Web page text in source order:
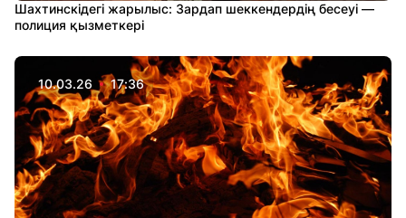
Шахтинскідегі жарылыс: Зардап шеккендердің бесеуі —
полиция қызметкері
10.03.26 17:36